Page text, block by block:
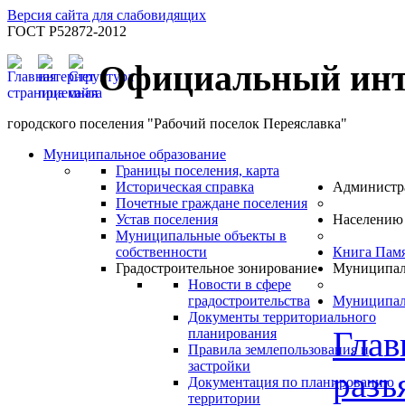
Версия сайта для слабовидящих
ГОСТ Р52872-2012
Официальный
городского поселения "Рабочий поселок Переяславка"
Муниципальное образование
Границы поселения, карта
Историческая справка
Почетные граждане поселения
Устав поселения
Муниципальные объекты в
собственности
Градостроительное зонирование
Новости в сфере
градостроительства
Документы территориального
планирования
Правила землепользования и
застройки
Документация по планированию
территории
Населению
Книга